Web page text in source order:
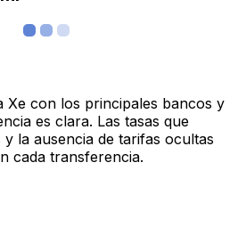
Xe con los principales bancos y
es clara. Las tasas que
la ausencia de tarifas ocultas
cada transferencia.